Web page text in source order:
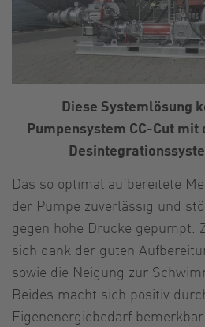
Diese Systemlösung
Pumpensystem CC-Cut
Das so optimal aufbereitete
der Pumpe zuverlässig und
gegen hohe Drücke gepumpt.
sich dank der guten
sowie die Neigung zur
Beides macht sich positiv
Eigenenergiebedarf bemerkbar.